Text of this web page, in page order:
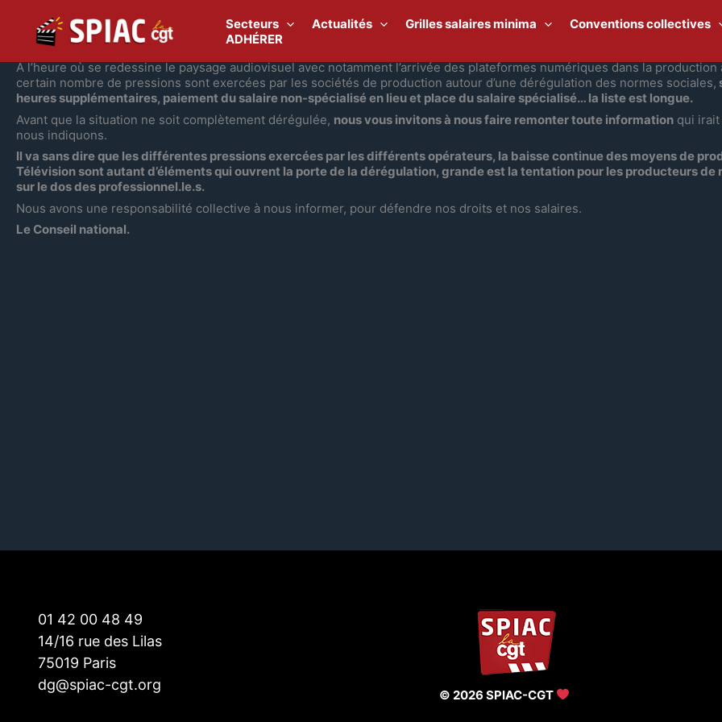
contenu
Secteurs Actualités Grilles salaires minima Conventions collectives
ADHÉRER
A l’heure où se redessine le paysage audiovisuel avec notamment l’arrivée des plateformes numériques dans la
certain nombre de pressions sont exercées par les sociétés de production autour d’une dérégulation des normes sociales,
heures supplémentaires, paiement du salaire non-spécialisé en lieu et place du salaire spécialisé… la liste est longue.
Avant que la situation ne soit complètement dérégulée, nous vous invitons à nous faire remonter toute information qui
nous indiquons.
Il va sans dire que les différentes pressions exercées par les différents opérateurs, la baisse continue des moyens de
Télévision sont autant d’éléments qui ouvrent la porte de la dérégulation, grande est la tentation pour les producteurs de
sur le dos des professionnel.le.s.
Nous avons une responsabilité collective à nous informer, pour défendre nos droits et nos salaires.
Le Conseil national.
01 42 00 48 49
14/16 rue des Lilas
75019 Paris
dg@spiac-cgt.org
© 2026 SPIAC-CGT